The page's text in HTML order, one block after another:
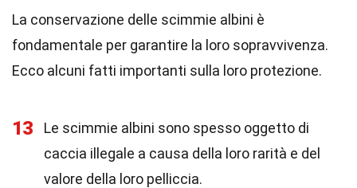
La conservazione delle scimmie albini è
fondamentale per garantire la loro sopravvivenza.
Ecco alcuni fatti importanti sulla loro protezione.
13
Le scimmie albini sono spesso oggetto di
caccia illegale a causa della loro rarità e del
valore della loro pelliccia.